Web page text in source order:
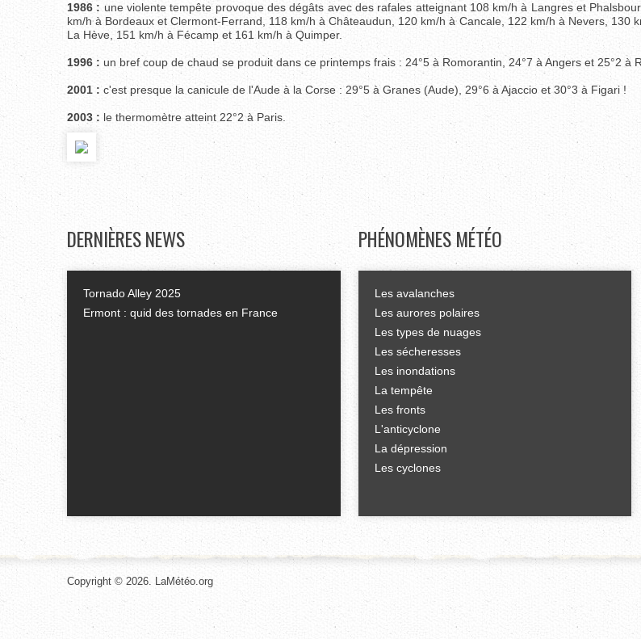
1986 : une violente tempête provoque des dégâts avec des rafales atteignant 108 km/h à Langres et
km/h à Bordeaux et Clermont-Ferrand, 118 km/h à Châteaudun, 120 km/h à Cancale, 122 km/h à Nevers, 130
La Hève, 151 km/h à Fécamp et 161 km/h à Quimper.
1996 : un bref coup de chaud se produit dans ce printemps frais : 24°5 à Romorantin, 24°7 à Angers et 25°2 à
2001 : c'est presque la canicule de l'Aude à la Corse : 29°5 à Granes (Aude), 29°6 à Ajaccio et 30°3 à Figari !
2003 : le thermomètre atteint 22°2 à Paris.
DERNIÈRESNEWS
Tornado Alley 2025
Ermont : quid des tornades en France
PHÉNOMÈNES MÉTÉO
Les avalanches
Les aurores polaires
Les types de nuages
Les sécheresses
Les inondations
La tempête
Les fronts
L'anticyclone
La dépression
Les cyclones
Copyright © 2026. LaMétéo.org